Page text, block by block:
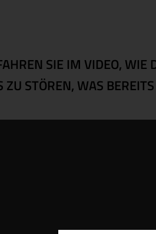
SIE IM VIDEO, WIE
STÖREN, WAS